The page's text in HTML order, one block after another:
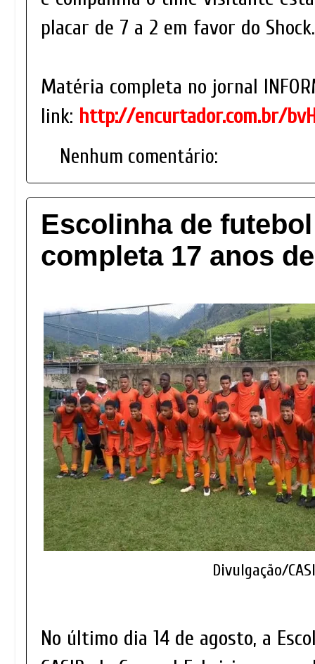
placar de 7 a 2 em favor do Shock.
Matéria completa no jornal
link: http://encurtador.com.br/
Nenhum comentário:
Escolinha de
completa 17 anos
Divulgação/
No último dia 14 de agosto, a